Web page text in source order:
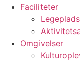
Faciliteter
Legeplads
Omgivelser